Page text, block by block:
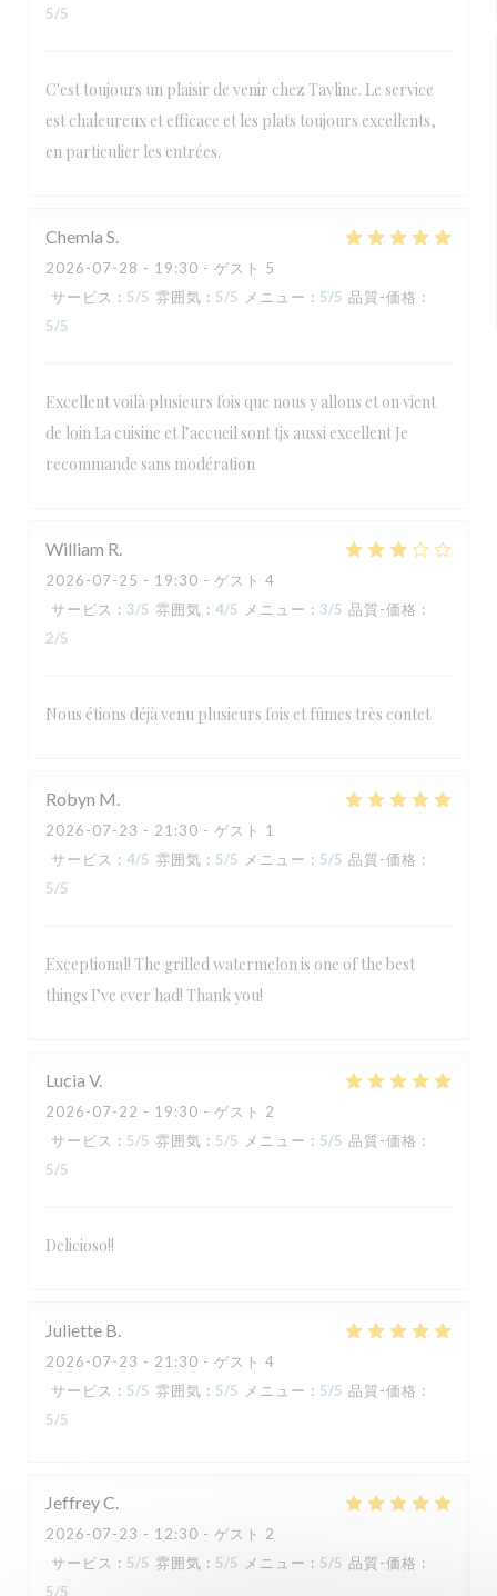
5/5
C'est toujours un plaisir de venir chez Tavline. Le service
est chaleureux et efficace et les plats toujours excellents,
en particulier les entrées.
Chemla S
2026-07-28 - 19:30 - ゲスト 5
サービス : 5/5 雰囲気 : 5/5 メニュー : 5/5 品質-価格 :
5/5
Excellent voilà plusieurs fois que nous y allons et on vient
de loin La cuisine et l’accueil sont tjs aussi excellent Je
recommande sans modération
William R
2026-07-25 - 19:30 - ゲスト 4
サービス : 3/5 雰囲気 : 4/5 メニュー : 3/5 品質-価格 :
2/5
Nous étions déjà venu plusieurs fois et fûmes très contet
Robyn M
2026-07-23 - 21:30 - ゲスト 1
サービス : 4/5 雰囲気 : 5/5 メニュー : 5/5 品質-価格 :
5/5
Exceptional! The grilled watermelon is one of the best
things I’ve ever had! Thank you!
Lucia V
2026-07-22 - 19:30 - ゲスト 2
サービス : 5/5 雰囲気 : 5/5 メニュー : 5/5 品質-価格 :
5/5
Delicioso!!
Juliette B
2026-07-23 - 21:30 - ゲスト 4
サービス : 5/5 雰囲気 : 5/5 メニュー : 5/5 品質-価格 :
5/5
JeffreyC
2026-07-23 - 12:30 - ゲスト 2
サービス : 5/5 雰囲気 : 5/5 メニュー : 5/5 品質-価格 :
5/5